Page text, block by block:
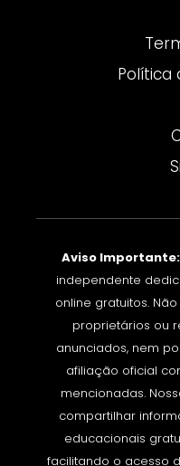
Política
Aviso Importante:
independente
online gratuitos.
proprietários ou
anunciados, nem
afiliação oficial
mencionadas.
compartilhar
educacionais
facilitando o acesso